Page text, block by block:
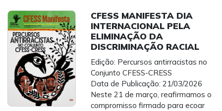
CFESS MANIFESTA DIA
INTERNACIONAL PELA
ELIMINAÇÃO DA
DISCRIMINAÇÃO RACIAL
Edição: Percursos antirracistas no
Conjunto CFESS-CRESS
Data de Publicação: 21/03/2026
Neste 21 de março, reafirmamos o
compromisso firmado para ecoar